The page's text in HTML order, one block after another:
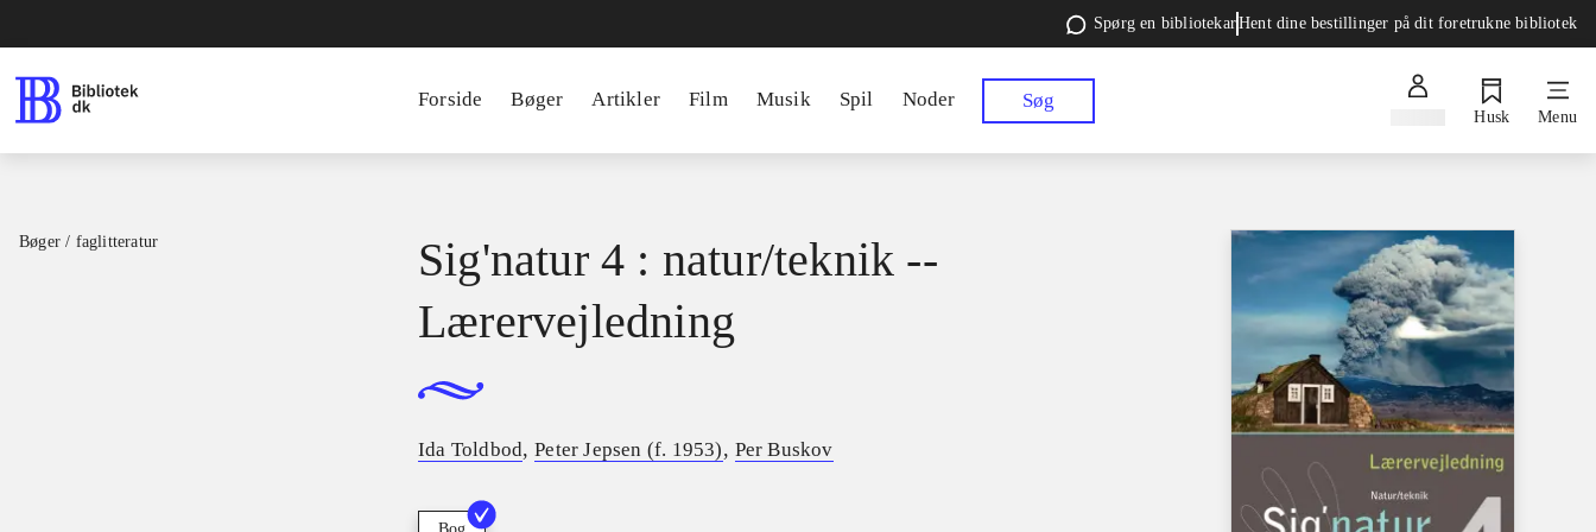
Spørg en bibliotekarHent dine bestillinger på dit foretrukne bibliotek
Forside Bøger Artikler Film Musik Spil Noder Søg
Husk Menu
Bøger / faglitteratur
Sig'natur 4 : natur/teknik --
Lærervejledning
Ida Toldbod,Peter Jepsen (f. 1953), Per Buskov